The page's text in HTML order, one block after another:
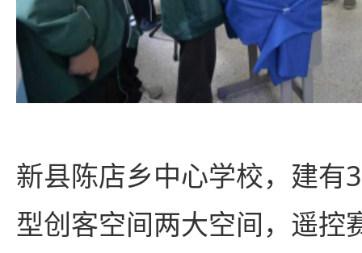
新县陈店乡中心学校，建有
型创客空间两大空间，遥控